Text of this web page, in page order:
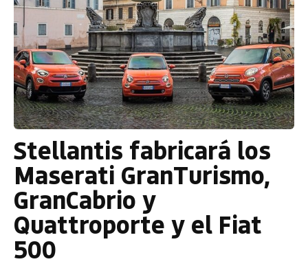
Stellantis fabricará los
Maserati GranTurismo,
GranCabrio y
Quattroporte y el Fiat
500